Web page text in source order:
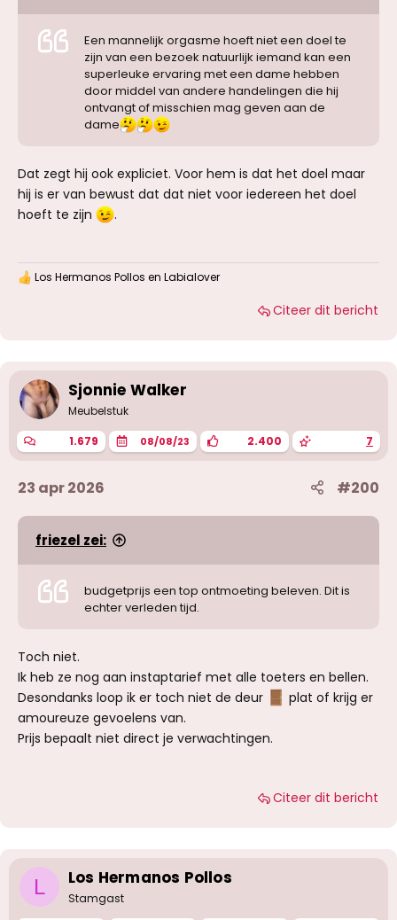
Een mannelijk orgasme hoeft niet een doel te
zijn van een bezoek natuurlijk iemand kan een
superleuke ervaring met een dame hebben
door middel van andere handelingen die hij
ontvangt of misschien mag geven aan de
dame
Dat zegt hij ook expliciet. Voor hem is dat het doel maar
hij is er van bewust dat dat niet voor iedereen het doel
hoeft te zijn
.
W
n
g
n
:
Los Hermanos Pollos en Labialover
Citeer dit bericht
Sjonnie Walker
Meubelstuk
1.679 08/08/23 2.400 7
23 apr 2026 #200
friezel zei:
budgetprijs een top ontmoeting beleven. Dit is
echter verleden tijd.
Toch niet.
Ik heb ze nog aan instaptarief met alle toeters en bellen.
Desondanks loop ik er toch niet de deur
plat of krijg er
amoureuze gevoelens van.
Prijs bepaalt niet direct je verwachtingen.
Citeer dit bericht
L Los Hermanos Pollos
Stamgast